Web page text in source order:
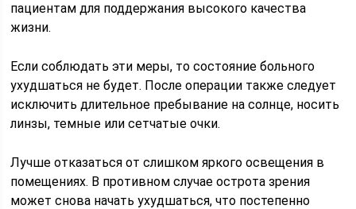
пациентам для поддержания высокого качества
жизни.
Если соблюдать эти меры, то состояние больного
ухудшаться не будет. После операции также следует
исключить длительное пребывание на солнце, носить
линзы, темные или сетчатые очки.
Лучше отказаться от слишком яркого освещения в
помещениях. В противном случае острота зрения
может снова начать ухудшаться, что постепенно